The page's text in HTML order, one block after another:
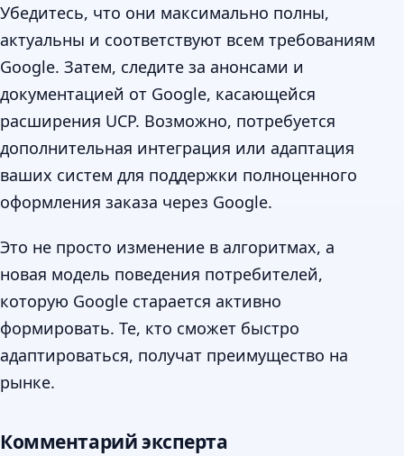
Убедитесь, что они максимально полны,
актуальны и соответствуют всем требованиям
Google. Затем, следите за анонсами и
документацией от Google, касающейся
расширения UCP. Возможно, потребуется
дополнительная интеграция или адаптация
ваших систем для поддержки полноценного
оформления заказа через Google.
Это не просто изменение в алгоритмах, а
новая модель поведения потребителей,
которую Google старается активно
формировать. Те, кто сможет быстро
адаптироваться, получат преимущество на
рынке.
Комментарий эксперта